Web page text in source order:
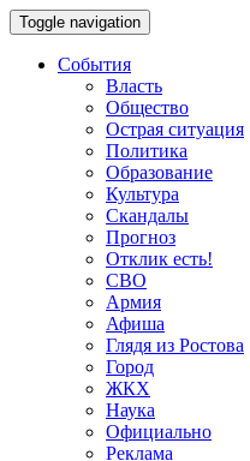
Toggle navigation
События
Власть
Общество
Острая ситуация
Политика
Образование
Культура
Скандалы
Прогноз
Отклик есть!
СВО
Армия
Афиша
Глядя из Ростова
Город
ЖКХ
Наука
Официально
Реклама